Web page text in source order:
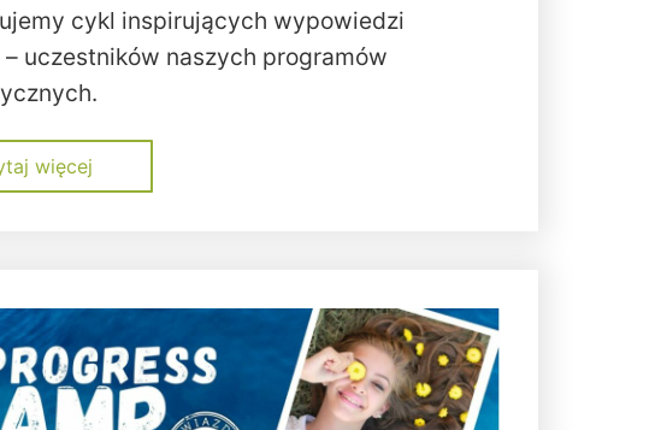
cykl inspirujących wypowiedzi
uczestników naszych programów
więcej